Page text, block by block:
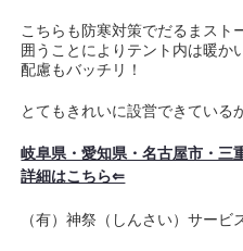
こちらも防寒対策でだるまスト
囲うことによりテント内は暖か
配慮もバッチリ！
とてもきれいに設営できている
岐阜県・愛知県・名古屋市・三
詳細はこちら⇐
（有）神祭（しんさい）サービ